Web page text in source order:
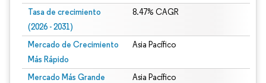
Tasa de crecimiento
(2026 - 2031)
8.47% CAGR
Mercado de Crecimiento
Más Rápido
Asia Pacífico
Mercado Más Grande Asia Pacífico